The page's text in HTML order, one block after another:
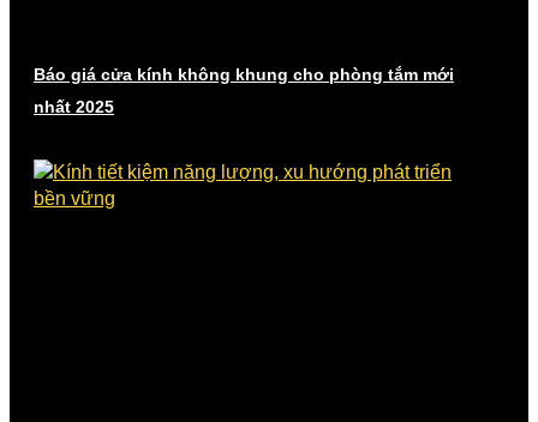
Báo giá cửa kính không khung cho phòng tắm mới
nhất 2025